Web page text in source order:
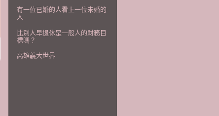
有一位已婚的人看上一位未婚的
人
比別人早退休是一般人的財務目
標嗎？
高雄義大世界